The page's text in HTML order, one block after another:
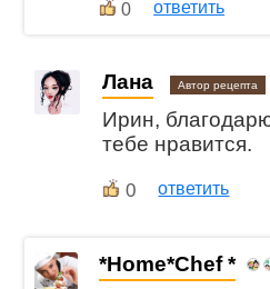
0 ответить
Лана Автор рецепта
Ирин,
тебе нравится.
0 ответить
*Home*Chef *